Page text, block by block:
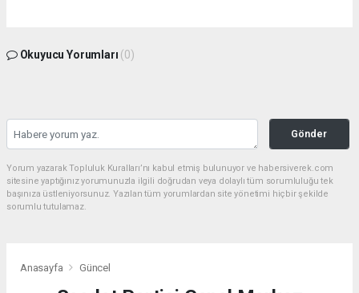
Okuyucu Yorumları (0)
Gönder
Yorum yazarak Topluluk Kuralları’nı kabul etmiş bulunuyor ve habersiverek.com
sitesine yaptığınız yorumunuzla ilgili doğrudan veya dolaylı tüm sorumluluğu tek
başınıza üstleniyorsunuz. Yazılan tüm yorumlardan site yönetimi hiçbir şekilde
sorumlu tutulamaz.
Anasayfa Güncel